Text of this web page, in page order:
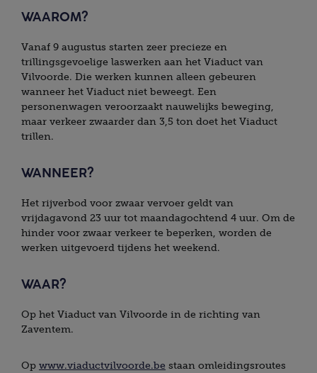
WAAROM?
Vanaf 9 augustus starten zeer precieze en
trillingsgevoelige laswerken aan het Viaduct van
Vilvoorde. Die werken kunnen alleen gebeuren
wanneer het Viaduct niet beweegt. Een
personenwagen veroorzaakt nauwelijks beweging,
maar verkeer zwaarder dan 3,5 ton doet het Viaduct
trillen.
WANNEER?
Het rijverbod voor zwaar vervoer geldt van
vrijdagavond 23 uur tot maandagochtend 4 uur. Om de
hinder voor zwaar verkeer te beperken, worden de
werken uitgevoerd tijdens het weekend.
WAAR?
Op het Viaduct van Vilvoorde in de richting van
Zaventem.
Op www.viaductvilvoorde.be staan omleidingsroutes